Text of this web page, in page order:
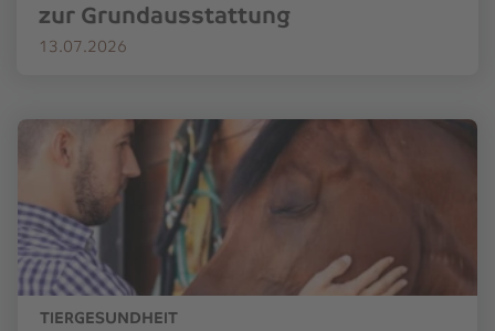
zur Grundausstattung
13.07.2026
TIERGESUNDHEIT